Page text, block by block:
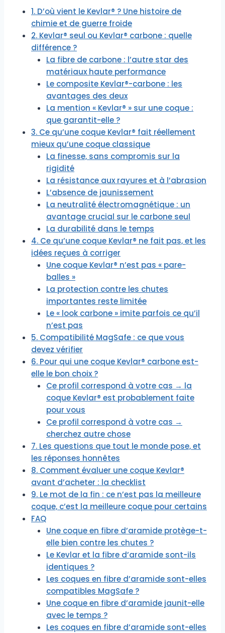
1. D’où vient le Kevlar® ? Une histoire de
chimie et de guerre froide
2. Kevlar® seul ou Kevlar® carbone : quelle
différence ?
La fibre de carbone : l’autre star des
matériaux haute performance
Le composite Kevlar®-carbone : les
avantages des deux
La mention « Kevlar® » sur une coque :
que garantit-elle ?
3. Ce qu’une coque Kevlar® fait réellement
mieux qu’une coque classique
La finesse, sans compromis sur la
rigidité
La résistance aux rayures et à l’abrasion
L’absence de jaunissement
La neutralité électromagnétique : un
avantage crucial sur le carbone seul
La durabilité dans le temps
4. Ce qu’une coque Kevlar® ne fait pas, et les
idées reçues à corriger
Une coque Kevlar® n’est pas « pare-
balles »
La protection contre les chutes
importantes reste limitée
Le « look carbone » imite parfois ce qu’il
n’est pas
5. Compatibilité MagSafe : ce que vous
devez vérifier
6. Pour qui une coque Kevlar® carbone est-
elle le bon choix ?
Ce profil correspond à votre cas → la
coque Kevlar® est probablement faite
pour vous
Ce profil correspond à votre cas →
cherchez autre chose
7. Les questions que tout le monde pose, et
les réponses honnêtes
8. Comment évaluer une coque Kevlar®
avant d’acheter : la checklist
9. Le mot de la fin : ce n’est pas la meilleure
coque, c’est la meilleure coque pour certains
FAQ
Une coque en fibre d’aramide protège-t-
elle bien contre les chutes ?
Le Kevlar et la fibre d’aramide sont-ils
identiques ?
Les coques en fibre d’aramide sont-elles
compatibles MagSafe ?
Une coque en fibre d’aramide jaunit-elle
avec le temps ?
Les coques en fibre d’aramide sont-elles